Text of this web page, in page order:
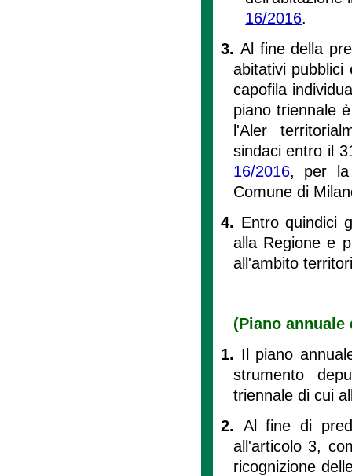
16/2016.
3. Al fine della
abitativi pubblici
capofila
piano triennale
l'Aler
sindaci entro il
16/2016, per la
Comune di
4. Entro quindici
alla Regione e
all'ambito
(Piano
1. Il piano
strumento
triennale di cui
2. Al fine di
all'articolo 3,
ricognizione